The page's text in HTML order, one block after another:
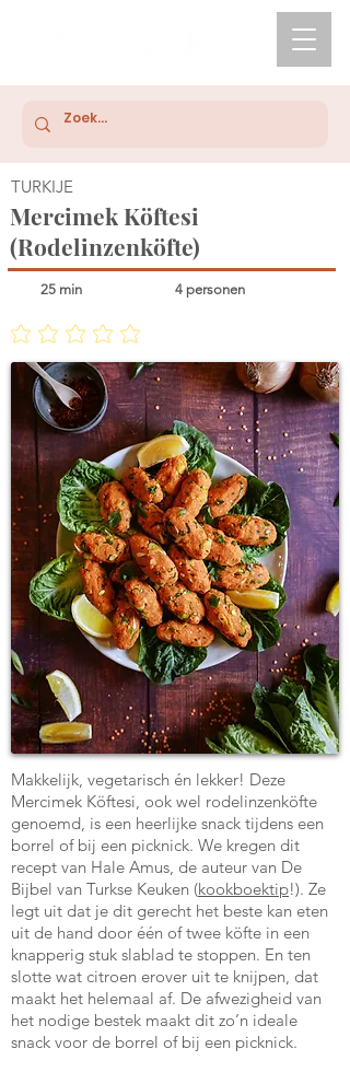
TURKIJE
Mercimek Köftesi
(Rodelinzenköfte)
25 min 4 personen
Nog geen waarderingen
Makkelijk, vegetarisch én lekker! Deze
Mercimek Köftesi, ook wel rodelinzenköfte
genoemd, is een heerlijke snack tijdens een
borrel of bij een picknick. We kregen dit
recept van Hale Amus, de auteur van De
Bijbel van Turkse Keuken (kookboektip!). Ze
legt uit dat je dit gerecht het beste kan eten
uit de hand door één of twee köfte in een
knapperig stuk slablad te stoppen. En ten
slotte wat citroen erover uit te knijpen, dat
maakt het helemaal af. De afwezigheid van
het nodige bestek maakt dit zo’n ideale
snack voor de borrel of bij een picknick.